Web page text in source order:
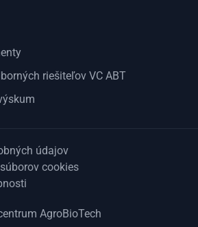
riešiteľov VC ABT
AgroBioTech
údajov
cookies